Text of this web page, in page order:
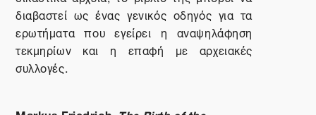
διαβαστεί ως ένας γενικός οδηγός για τα
ερωτήματα που εγείρει η αναψηλάφηση
τεκμηρίων και η επαφή με αρχειακές
συλλογές.